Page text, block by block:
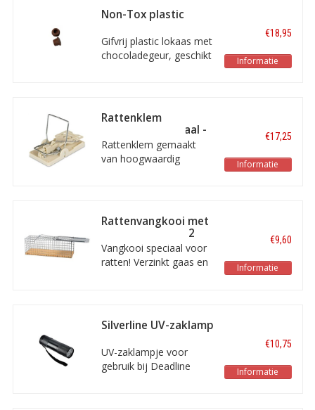
hooizolders, maneges,
boerderijen of andere
plaatsen waar veel
muizen zijn.
Non-Tox plastic
lokaas Choco
Gifvrij plastic lokaas met
chocoladegeur, geschikt
€18,95
Informatie
Rattenklem
kunststof / metaal -
5 stuks
Rattenklem gemaakt
van hoogwaardig
zetten d.m.v. een
handbeweging.
€17,25
Informatie
Rattenvangkooi met
houten bodem - 2
stuks
Vangkooi speciaal voor
ratten! Verzinkt gaas en
uitvoering.
€9,60
Informatie
Silverline UV-zaklamp
UV-zaklampje voor
gebruik bij Deadline
€10,75
Informatie